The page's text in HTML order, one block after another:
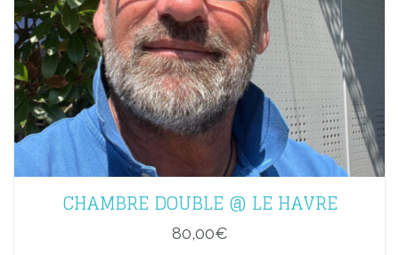
CHAMBRE DOUBLE @ LE HAVRE
80,00€